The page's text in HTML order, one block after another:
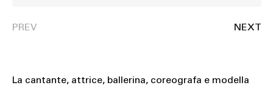
La cantante, attrice, ballerina, coreografa e modella